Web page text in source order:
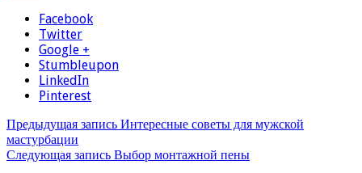
Facebook
Twitter
Google +
Stumbleupon
LinkedIn
Pinterest
Предыдущая запись Интересные советы для мужской
мастурбации
Следующая запись Выбор монтажной пены